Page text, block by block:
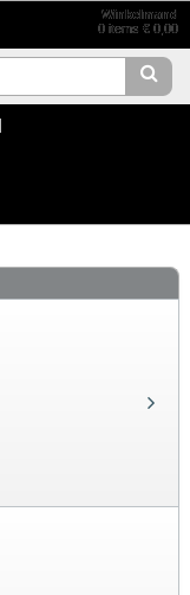
Winkelmand
0 items € 0,00